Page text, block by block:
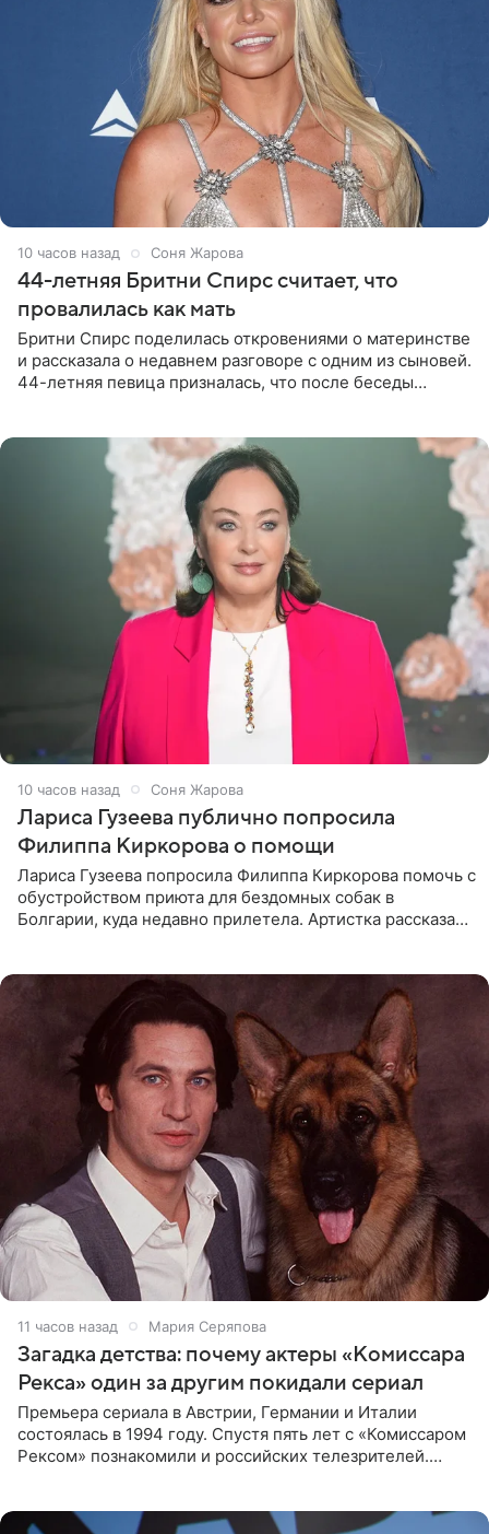
10 часов назад Соня Жарова
44-летняя Бритни Спирс считает, что
провалилась как мать
Бритни Спирс поделилась откровениями о материнстве
и рассказала о недавнем разговоре с одним из сыновей.
44-летняя певица призналась, что после беседы
10 часов назад Соня Жарова
Лариса Гузеева публично попросила
Филиппа Киркорова о помощи
Лариса Гузеева попросила Филиппа Киркорова помочь с
обустройством приюта для бездомных собак в
Болгарии, куда недавно прилетела. Артистка рассказала
11 часов назад Мария Серяпова
Загадка детства: почему актеры «Комиссара
Рекса» один за другим покидали сериал
Премьера сериала в Австрии, Германии и Италии
состоялась в 1994 году. Спустя пять лет с «Комиссаром
Рексом» познакомили и российских телезрителей.